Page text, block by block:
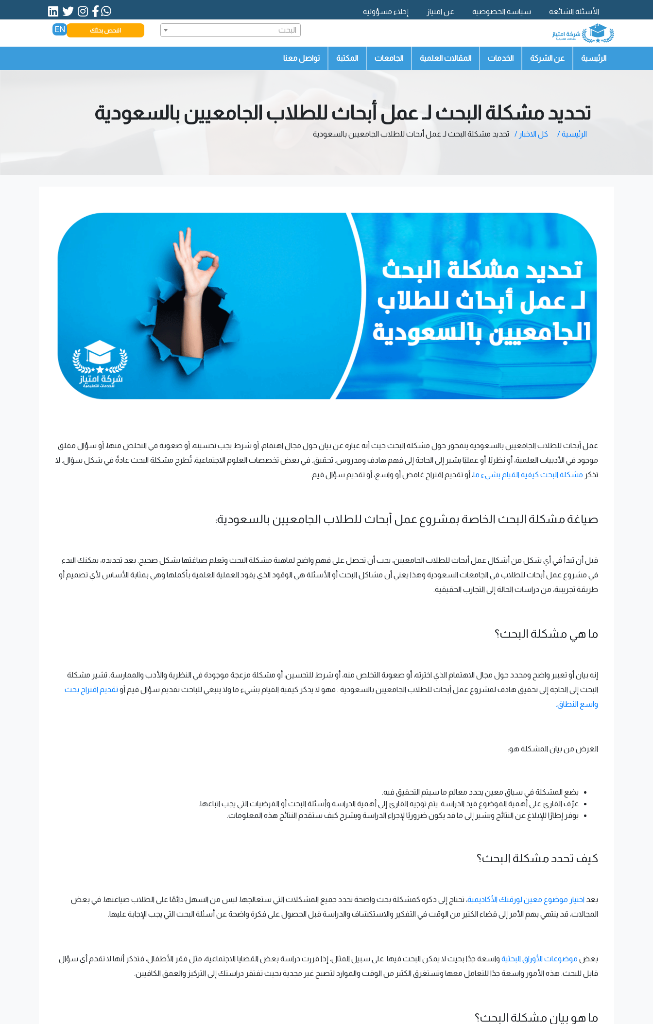
الأسئلة الشائعة سياسة الخصوصية عن امتياز
إخلاء مسؤولية
تواصل معنا
البحث افحص بحثك EN
الرئيسية عن الشركة الخدمات المقالات العلمية الجامعات المكتبة تواصل معنا
تحديد مشكلة البحث لـ عمل أبحاث للطلاب الجامعيين بالسعودية
الرئيسية / كل الاخبار / تحديد مشكلة البحث لـ عمل أبحاث للطلاب الجامعيين بالسعودية
عمل أبحاث للطلاب الجامعيين بالسعودية يتمحور حول مشكلة البحث حيث أنه عبارة عن بيان حول مجال اهتمام، أو شرط يجب تحسينه، أو صعوبة في التخلص منها، أو سؤال مقلق
موجود في الأدبيات العلمية، أو نظريًا، أو عمليًا يشير إلى الحاجة إلى فهم هادف ومدروس. تحقيق. في بعض تخصصات العلوم الاجتماعية، تُطرح مشكلة البحث عادةً في شكل سؤال. لا
تذكر مشكلة البحث كيفية القيام بشيء ما، أو تقديم اقتراح غامض أو واسع، أو تقديم سؤال قيم.
صياغة مشكلة البحث الخاصة بمشروع عمل أبحاث للطلاب الجامعيين بالسعودية:
قبل أن تبدأ في أي شكل من أشكال عمل أبحاث للطلاب الجامعيين، يجب أن تحصل على فهم واضح لماهية مشكلة البحث وتعلم صياغتها بشكل صحيح. بعد تحديده، يمكنك البدء
في مشروع عمل أبحاث للطلاب في الجامعات السعودية وهذا يعني أن مشاكل البحث أو الأسئلة هي الوقود الذي يقود العملية العلمية بأكملها وهي بمثابة الأساس لأي تصميم أو
طريقة تجريبية، من دراسات الحالة إلى التجارب الحقيقية.
ما هي مشكلة البحث؟
إنه بيان أو تعبير واضح ومحدد حول مجال الاهتمام الذي اخترته، أو صعوبة التخلص منه، أو شرط للتحسين، أو مشكلة مزعجة موجودة في النظرية والأدب والممارسة. تشير مشكلة
البحث إلى الحاجة إلى تحقيق هادف لمشروع عمل أبحاث للطلاب الجامعيين بالسعودية . فهو لا يذكر كيفية القيام بشيء ما ولا ينبغي للباحث تقديم سؤال قيم أو تقديم اقتراح بحث
واسع النطاق.
الغرض من بيان المشكلة هو:
يضع المشكلة في سياق معين يحدد معالم ما سيتم التحقيق فيه.
عرّف القارئ على أهمية الموضوع قيد الدراسة. يتم توجيه القارئ إلى أهمية الدراسة وأسئلة البحث أو الفرضيات التي يجب اتباعها.
يوفر إطارًا للإبلاغ عن النتائج ويشير إلى ما قد يكون ضروريًا لإجراء الدراسة ويشرح كيف ستقدم النتائج هذه المعلومات.
كيف تحدد مشكلة البحث؟
بعد اختيار موضوع معين لورقتك الأكاديمية، تحتاج إلى ذكره كمشكلة بحث واضحة تحدد جميع المشكلات التي ستعالجها. ليس من السهل دائمًا على الطلاب صياغتها. في بعض
المجالات، قد ينتهي بهم الأمر إلى قضاء الكثير من الوقت في التفكير والاستكشاف والدراسة قبل الحصول على فكرة واضحة عن أسئلة البحث التي يجب الإجابة عليها.
بعض موضوعات الأوراق البحثية واسعة جدًا بحيث لا يمكن البحث فيها. على سبيل المثال، إذا قررت دراسة بعض القضايا الاجتماعية، مثل فقر الأطفال، فتذكر أنها لا تقدم أي سؤال
قابل للبحث. هذه الأمور واسعة جدًا للتعامل معها وتستغرق الكثير من الوقت والموارد لتصبح غير مجدية بحيث تفتقر دراستك إلى التركيز والعمق الكافيين.
ما هو بيان مشكلة البحث؟